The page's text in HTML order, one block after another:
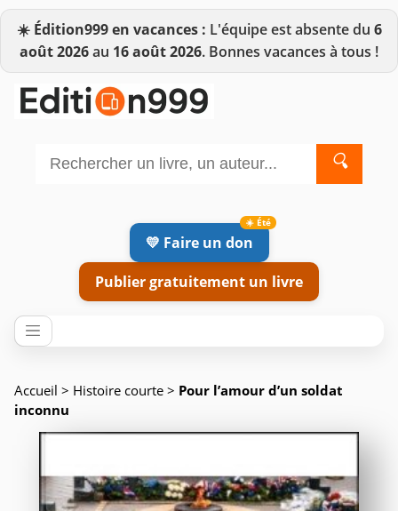
☀️ Édition999 en vacances : L'équipe est absente du 6
août 2026au 16 août 2026. Bonnes vacances à tous !
🔍
💛 Faire un don
Publier gratuitement un livre
Accueil > Histoire courte > Pour l’amour d’un soldat
inconnu